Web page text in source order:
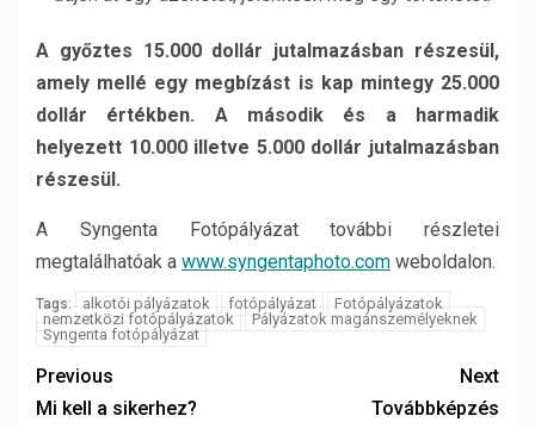
A győztes 15.000 dollár jutalmazásban részesül,
amely mellé egy megbízást is kap mintegy 25.000
dollár értékben. A második és a harmadik
helyezett 10.000 illetve 5.000 dollár jutalmazásban
részesül.
A Syngenta Fotópályázat további részletei
megtalálhatóak a www.syngentaphoto.com weboldalon.
Tags: alkotói pályázatok fotópályázat
Fotópályázatok
nemzetközi fotópályázatok
Pályázatok magánszemélyeknek
Syngenta fotópályázat
Previous
Mi kell a sikerhez?
Next
Továbbképzés